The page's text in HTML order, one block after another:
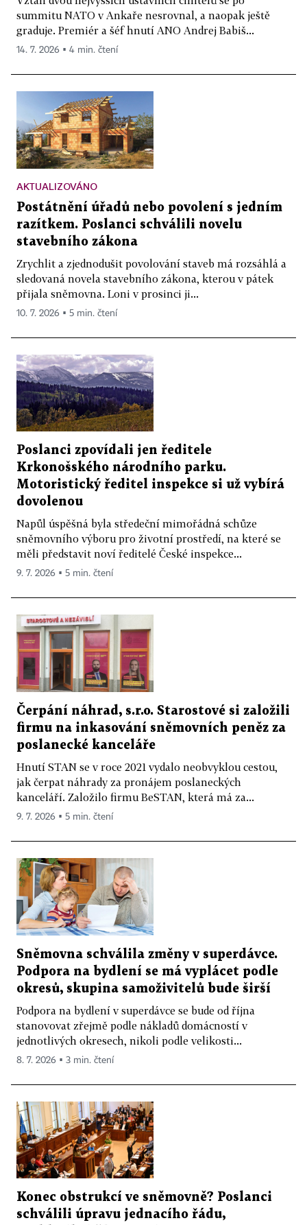
summitu NATO v Ankaře nesrovnal, a naopak ještě
graduje. Premiér a šéf hnutí ANO Andrej Babiš...
14. 7. 2026 ▪ 4 min. čtení
AKTUALIZOVÁNO
Postátnění úřadů nebo povolení s jedním
razítkem. Poslanci schválili novelu
stavebního zákona
Zrychlit a zjednodušit povolování staveb má rozsáhlá a
sledovaná novela stavebního zákona, kterou v pátek
přijala sněmovna. Loni v prosinci ji...
10. 7. 2026 ▪ 5 min. čtení
Poslanci zpovídali jen ředitele
Krkonošského národního parku.
Motoristický ředitel inspekce si už vybírá
dovolenou
Napůl úspěšná byla středeční mimořádná schůze
sněmovního výboru pro životní prostředí, na které se
měli představit noví ředitelé České inspekce...
9. 7. 2026 ▪ 5 min. čtení
Čerpání náhrad, s.r.o. Starostové si založili
firmu na inkasování sněmovních peněz za
poslanecké kanceláře
Hnutí STAN se v roce 2021 vydalo neobvyklou cestou,
jak čerpat náhrady za pronájem poslaneckých
kanceláří. Založilo firmu BeSTAN, která má za...
9. 7. 2026 ▪ 5 min. čtení
Sněmovna schválila změny v superdávce.
Podpora na bydlení se má vyplácet podle
okresů, skupina samoživitelů bude širší
Podpora na bydlení v superdávce se bude od října
stanovovat zřejmě podle nákladů domácností v
jednotlivých okresech, nikoli podle velikosti...
8. 7. 2026 ▪ 3 min. čtení
Konec obstrukcí ve sněmovně? Poslanci
schválili úpravu jednacího řádu,